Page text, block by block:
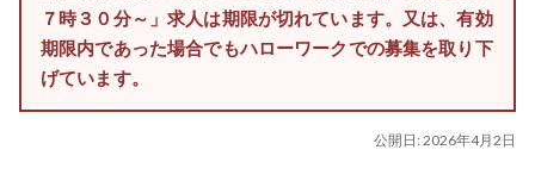
７時３０分～」求人は期限が切れています。又は、有効
期限内であった場合でもハローワークでの募集を取り下
げています。
公開日: 2026年4月2日